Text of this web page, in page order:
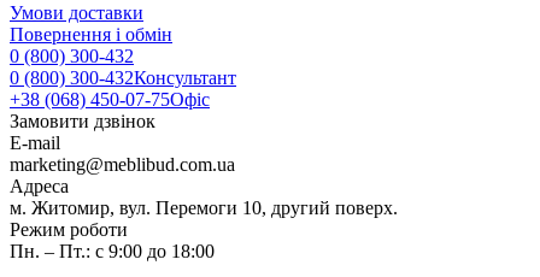
Умови доставки
Повернення і обмін
0 (800) 300-432
0 (800) 300-432Консультант
+38 (068) 450-07-75Офіс
Замовити дзвінок
E-mail
marketing@meblibud.com.ua
Адреса
м. Житомир, вул. Перемоги 10, другий поверх.
Режим роботи
Пн. – Пт.: с 9:00 до 18:00